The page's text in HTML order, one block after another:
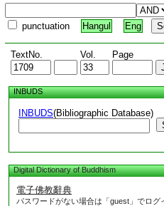
punctuation Hangul Eng
TextNo. Vol. Page
INBUDS
INBUDS(Bibliographic Database)
Digital Dictionary of Buddhism
電子佛教辭典
パスワードがない場合は「guest」でログ